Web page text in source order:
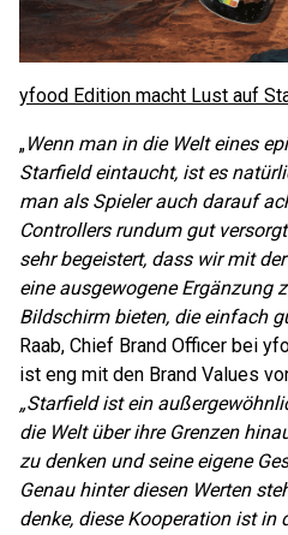
yfood Edition macht Lust auf
„Wenn man in die Welt eines
Starfield eintaucht, ist es
man als Spieler auch darauf
Controllers rundum gut
sehr begeistert, dass wir mit
eine ausgewogene Ergänzung
Bildschirm bieten, die einfach
Raab, Chief Brand Officer bei
ist eng mit den Brand Values
„Starfield ist ein
die Welt über ihre Grenzen
zu denken und seine eigene
Genau hinter diesen Werten
denke, diese Kooperation ist in